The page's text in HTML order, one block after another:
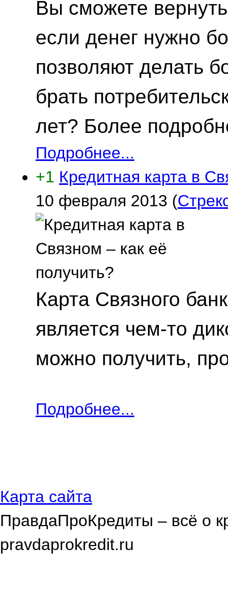
Вы сможете
если денег нужно
позволяют делать
брать
лет? Более
Подробнее...
+1 Кредитная карта в
10 февраля 2013 (
Карта Связного
является чем-то
можно получить,
Подробнее...
Карта сайта
ПравдаПроКредиты – всё о
pravdaprokredit.ru